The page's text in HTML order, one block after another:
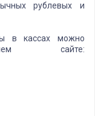
рублевых и
в кассах можно
сайте: